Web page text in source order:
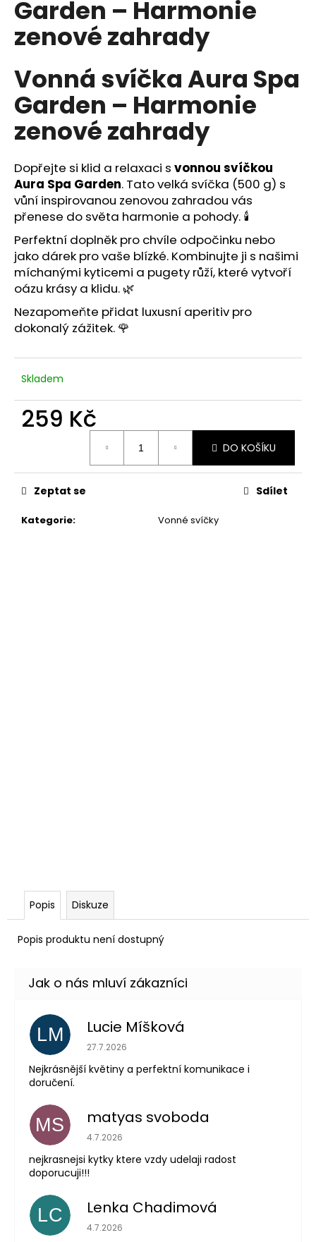
Garden – Harmonie
zenové zahrady
Vonná svíčka Aura Spa
Garden – Harmonie
zenové zahrady
Dopřejte si klid a relaxaci s vonnou svíčkou
Aura Spa Garden. Tato velká svíčka (500 g) s
vůní inspirovanou zenovou zahradou vás
přenese do světa harmonie a pohody. 🕯️
Perfektní doplněk pro chvíle odpočinku nebo
jako dárek pro vaše blízké. Kombinujte ji s našimi
míchanými kyticemi a pugety růží, které vytvoří
oázu krásy a klidu. 🌿
Nezapomeňte přidat luxusní aperitiv pro
dokonalý zážitek. 🌹
Skladem
259 Kč
DO KOŠÍKU
Kategorie: Vonné svíčky
Zeptat se Sdílet
Popis Diskuze
Popis produktu není dostupný
LM Lucie Míšková
Hodnocení obchodu je 5 z 5 hvězdiček.
27.7.2026
Nejkrásnější květiny a perfektní komunikace i
doručení.
MS matyas svoboda
Hodnocení obchodu je 5 z 5 hvězdiček.
4.7.2026
nejkrasnejsi kytky ktere vzdy udelaji radost
doporucuji!!!
LC Lenka Chadimová
Hodnocení obchodu je 5 z 5 hvězdiček.
4.7.2026
a
j
t
?
HLEDAT
D
o
p
o
r
č
u
e
m
e